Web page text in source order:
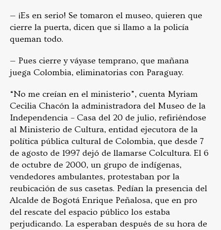
— ¡Es en serio! Se tomaron el museo, quieren que
cierre la puerta, dicen que si llamo a la policía
queman todo.
— Pues cierre y váyase temprano, que mañana
juega Colombia, eliminatorias con Paraguay.
“No me creían en el ministerio”, cuenta Myriam
Cecilia Chacón la administradora del Museo de la
Independencia – Casa del 20 de julio, refiriéndose
al Ministerio de Cultura, entidad ejecutora de la
política pública cultural de Colombia, que desde 7
de agosto de 1997 dejó de llamarse Colcultura. El 6
de octubre de 2000, un grupo de indígenas,
vendedores ambulantes, protestaban por la
reubicación de sus casetas. Pedían la presencia del
Alcalde de Bogotá Enrique Peñalosa, que en pro
del rescate del espacio público los estaba
perjudicando. La esperaban después de su hora de